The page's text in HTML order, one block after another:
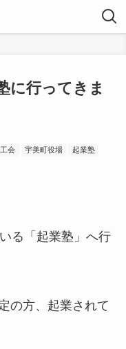
に行ってきま
会 宇美町役場 起業塾
る「起業塾」へ行
の方、起業されて